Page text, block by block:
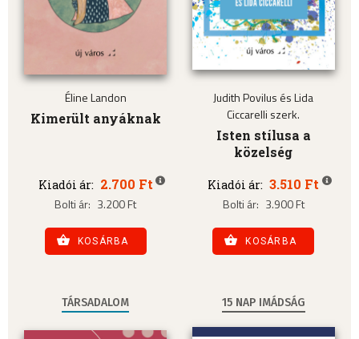
Éline Landon
Kimerült anyáknak
Kiadói ár: 2.700 Ft
Bolti ár: 3.200 Ft
KOSÁRBA
Judith Povilus és Lida
Ciccarelli szerk.
Isten stílusa a
közelség
Kiadói ár: 3.510 Ft
Bolti ár: 3.900 Ft
KOSÁRBA
TÁRSADALOM 15 NAP IMÁDSÁG